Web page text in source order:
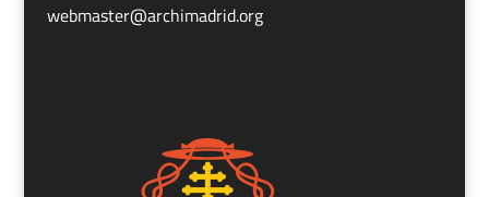
webmaster@archimadrid.org